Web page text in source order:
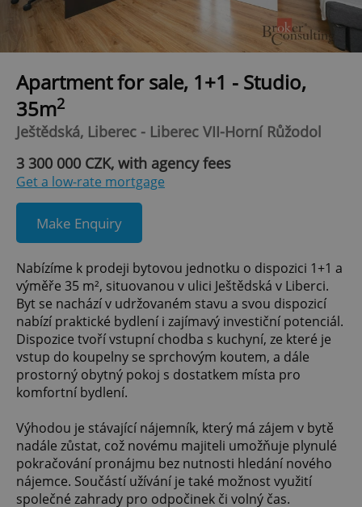
Apartment for sale, 1+1 - Studio,
35m2
Ještědská, Liberec - Liberec VII-Horní Růžodol
3 300 000 CZK, with agency fees
Get a low-rate mortgage
Make Enquiry
Nabízíme k prodeji bytovou jednotku o dispozici 1+1 a
výměře 35 m², situovanou v ulici Ještědská v Liberci.
Byt se nachází v udržovaném stavu a svou dispozicí
nabízí praktické bydlení i zajímavý investiční potenciál.
Dispozice tvoří vstupní chodba s kuchyní, ze které je
vstup do koupelny se sprchovým koutem, a dále
prostorný obytný pokoj s dostatkem místa pro
komfortní bydlení.
Výhodou je stávající nájemník, který má zájem v bytě
nadále zůstat, což novému majiteli umožňuje plynulé
pokračování pronájmu bez nutnosti hledání nového
nájemce. Součástí užívání je také možnost využití
společné zahrady pro odpočinek či volný čas.